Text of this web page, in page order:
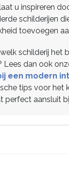
u inspireren
schilderijen
toevoegen
schilderij het
Lees dan ook
een modern
tips voor het
perfect aansluit